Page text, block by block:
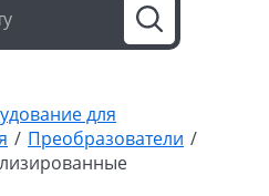
для
/ Преобразователи /